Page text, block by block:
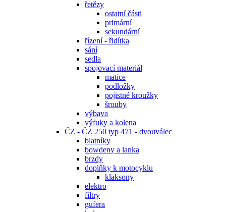
řetězy
ostatní části
primární
sekundární
řízení - řidítka
sání
sedla
spojovací materiál
matice
podložky
pojistné kroužky
šrouby
výbava
výfuky a kolena
ČZ - ČZ 250 typ 471 - dvouválec
blatníky
bowdeny a lanka
brzdy
doplňky k motocyklu
klaksony
elektro
filtry
gufera